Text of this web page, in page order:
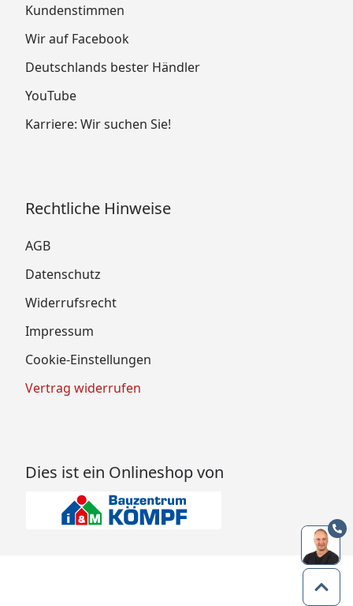
Kundenstimmen
Wir auf Facebook
Deutschlands bester Händler
YouTube
Karriere: Wir suchen Sie!
Rechtliche Hinweise
AGB
Datenschutz
Widerrufsrecht
Impressum
Cookie-Einstellungen
Vertrag widerrufen
Dies ist ein Onlineshop von